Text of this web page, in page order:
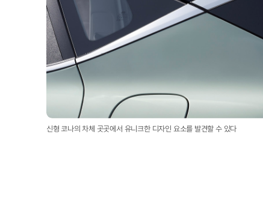
신형 코나의 차체 곳곳에서 유니크한 디자인 요소를 발견할 수 있다